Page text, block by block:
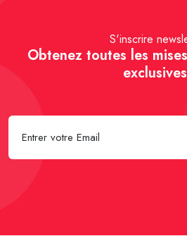
S'inscrire
Obtenez toutes les